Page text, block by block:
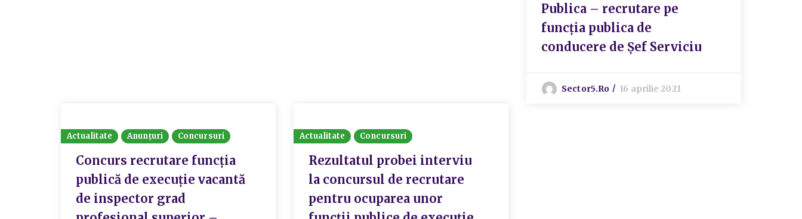
Publica – recrutare pe
funcția publica de
conducere de Șef Serviciu
Sector5.ro 16 aprilie 2021
Actualitate Anunțuri Concursuri
Concurs recrutare funcția
publică de execuție vacantă
de inspector grad
Actualitate Concursuri
Rezultatul probei interviu
la concursul de recrutare
pentru ocuparea unor